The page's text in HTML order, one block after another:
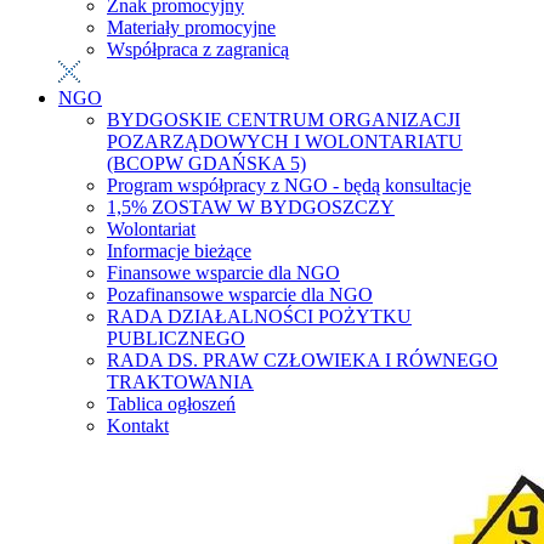
Znak promocyjny
Materiały promocyjne
Współpraca z zagranicą
NGO
BYDGOSKIE CENTRUM ORGANIZACJI
POZARZĄDOWYCH I WOLONTARIATU
(BCOPW GDAŃSKA 5)
Program współpracy z NGO - będą konsultacje
1,5% ZOSTAW W BYDGOSZCZY
Wolontariat
Informacje bieżące
Finansowe wsparcie dla NGO
Pozafinansowe wsparcie dla NGO
RADA DZIAŁALNOŚCI POŻYTKU
PUBLICZNEGO
RADA DS. PRAW CZŁOWIEKA I RÓWNEGO
TRAKTOWANIA
Tablica ogłoszeń
Kontakt